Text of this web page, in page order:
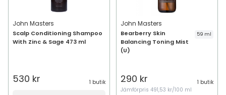
John Masters
Scalp Conditioning Shampoo
With Zinc & Sage 473 ml
530 kr 1 butik
John Masters
Bearberry Skin
Balancing Toning Mist
(U)
59 ml
290 kr
1 butik
Jämförpris 491,53 kr/100 ml